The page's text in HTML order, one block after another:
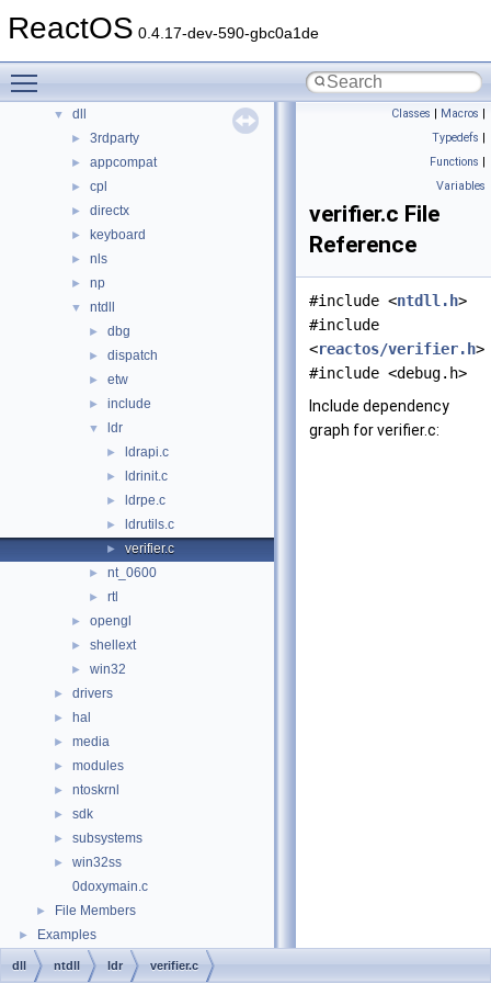
ReactOS 0.4.17-dev-590-gbc0a1de
▼
▼ File List
► base
▼ dll
► 3rdparty
► appcompat
► cpl
► directx
► keyboard
► nls
► np
▼ ntdll
► dbg
► dispatch
► etw
► include
▼ ldr
► ldrapi.c
► ldrinit.c
► ldrpe.c
► ldrutils.c
► verifier.c
► nt_0600
► rtl
► opengl
► shellext
► win32
► drivers
► hal
► media
► modules
► ntoskrnl
► sdk
► subsystems
►
win32ss
0doxymain.c
► File Members
► Examples
Classes | Macros |
Typedefs |
Functions |
Variables
verifier.c File
Reference
#include <ntdll.h>
#include
<reactos/verifier.h>
#include <debug.h>
Include dependency
graph for verifier.c:
dll ntdll ldr verifier.c